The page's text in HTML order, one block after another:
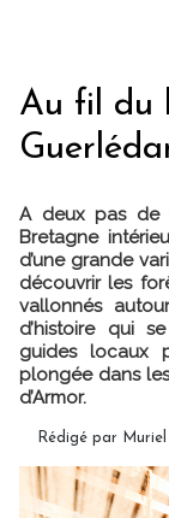
Au fil du
A deux pas de
Bretagne
d’une grande
découvrir les
vallonnés
d’histoire qui
guides locaux
plongée dans
d’Armor.
Rédigé par